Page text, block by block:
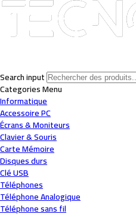
Search input
CategoriesMenu
Informatique
Accessoire PC
Écrans & Moniteurs
Clavier & Souris
Carte Mémoire
Disques durs
Clé USB
Téléphones
Téléphone Analogique
Téléphone sans fil